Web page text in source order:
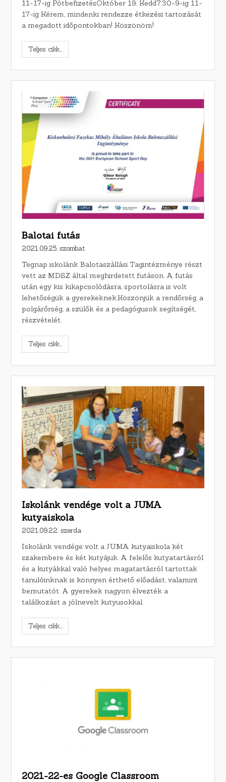
11-17-ig PótbefizetésOktóber 19. Kedd7:30-9-ig 11-
17-ig Kérem, mindenki rendezze étkezési tartozását
a megadott időpontokban! Köszönöm!
Teljes cikk...
Balotai futás
2021.09.25. szombat
Tegnap iskolánk Balotaszállási Tagintézménye részt
vett az MDSZ által meghirdetett futáson. A futás
után egy kis kikapcsolódásra, sportolásra is volt
lehetőségük a gyerekeknek.Köszönjük a rendőrség, a
polgárőrség, a szülők és a pedagógusok segítségét,
részvételét.
Teljes cikk...
Iskolánk vendége volt a JUMA
kutyaiskola
2021.09.22. szerda
Iskolánk vendége volt a JUMA kutyaiskola két
szakembere és két kutyájuk. A felelős kutyatartásról
és a kutyákkal való helyes magatartásról tartottak
tanulóinknak is könnyen érthető előadást, valamint
bemutatót. A gyerekek nagyon élvezték a
találkozást a jólnevelt kutyusokkal.
Teljes cikk...
2021-22-es Google Classroom